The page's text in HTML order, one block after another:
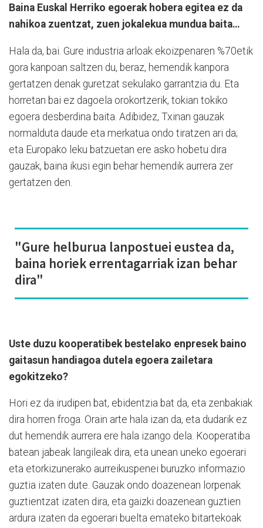
Baina Euskal Herriko egoerak hobera egitea ez da
nahikoa zuentzat, zuen jokalekua mundua baita…
Hala da, bai. Gure industria arloak ekoizpenaren %70etik
gora kanpoan saltzen du, beraz, hemendik kanpora
gertatzen denak guretzat sekulako garrantzia du. Eta
horretan bai ez dagoela orokortzerik, tokian tokiko
egoera desberdina baita. Adibidez, Txinan gauzak
normalduta daude eta merkatua ondo tiratzen ari da;
eta Europako leku batzuetan ere asko hobetu dira
gauzak, baina ikusi egin behar hemendik aurrera zer
gertatzen den.
"Gure helburua lanpostuei eustea da,
baina horiek errentagarriak izan behar
dira"
Uste duzu kooperatibek bestelako enpresek baino
gaitasun handiagoa dutela egoera zailetara
egokitzeko?
Hori ez da irudipen bat, ebidentzia bat da, eta zenbakiak
dira horren froga. Orain arte hala izan da, eta dudarik ez
dut hemendik aurrera ere hala izango dela. Kooperatiba
batean jabeak langileak dira, eta unean uneko egoerari
eta etorkizunerako aurreikuspenei buruzko informazio
guztia izaten dute. Gauzak ondo doazenean lorpenak
guztientzat izaten dira, eta gaizki doazenean guztien
ardura izaten da egoerari buelta emateko bitartekoak